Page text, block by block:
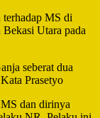
terhadap MS di
Utara pada
seberat dua
Prasetyo
dan dirinya